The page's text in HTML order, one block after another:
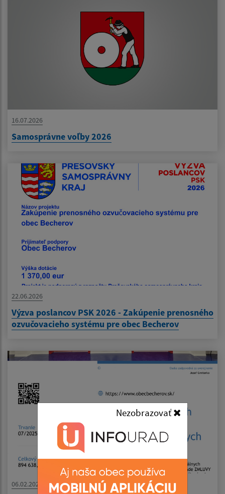
Nezobrazovať
16.07.2026
Samosprávne voľby 2026
22.06.2026
Výzva poslancov PSK 2026 - Zakúpenie prenosného
ozvučovacieho systému pre obec Becherov
06.02.2026